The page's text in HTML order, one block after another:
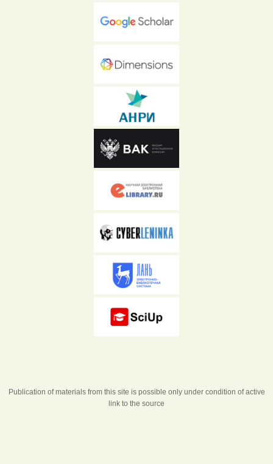
Publication of materials from this site is possible only under condition of active
link to the source